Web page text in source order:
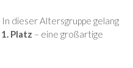
In dieser Altersgruppe gelang
1. Platz – eine großartige